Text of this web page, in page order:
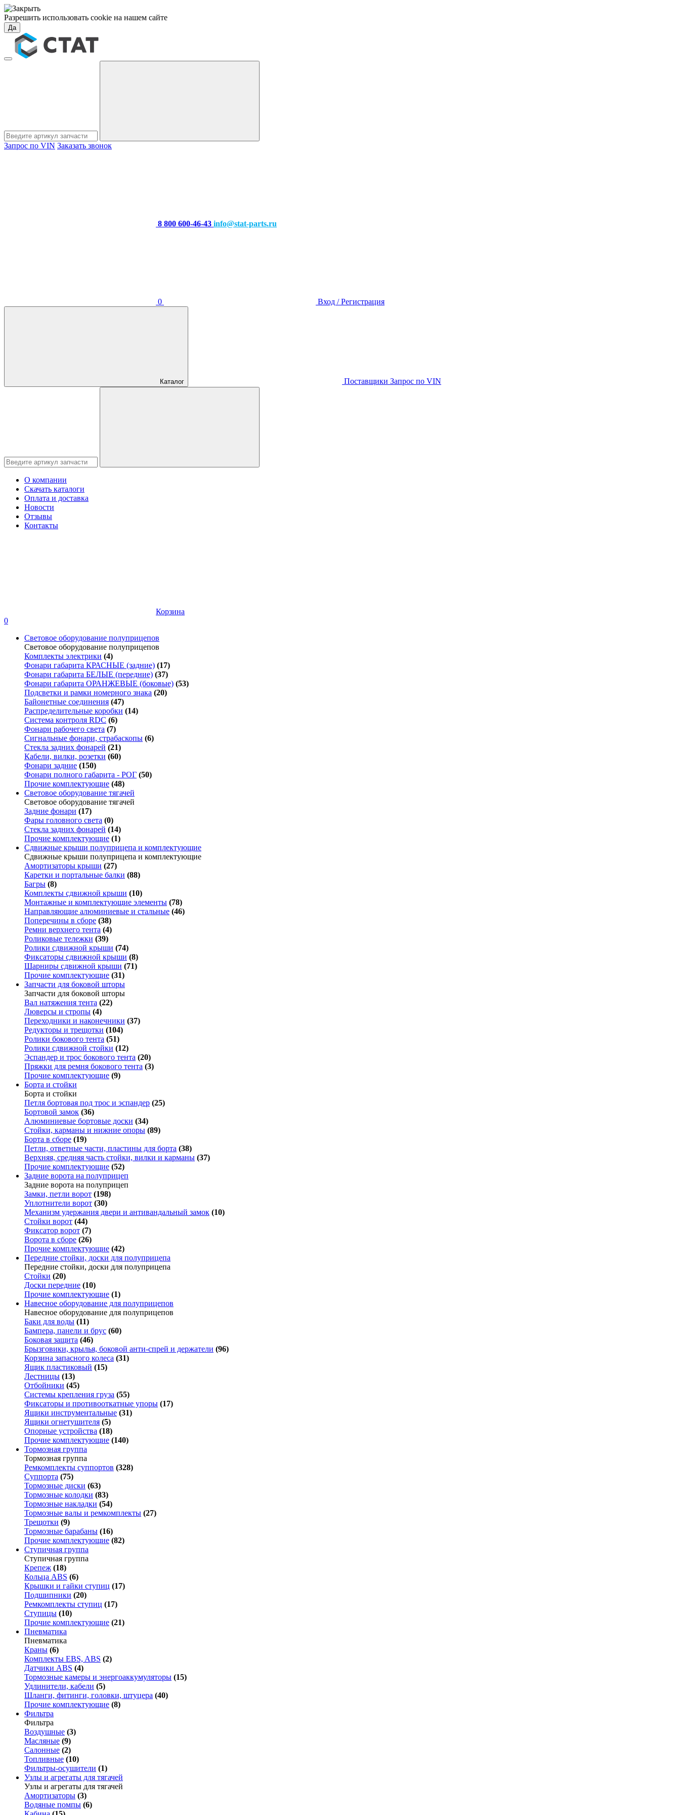
Разрешить использовать cookie на нашем сайте
Да
Запрос по VIN Заказать звонок
8 800 600-46-43 info@stat-parts.ru
0 Вход / Регистрация
Каталог Поставщики Запрос по VIN
О компании
Скачать каталоги
Оплата и доставка
Новости
Отзывы
Контакты
Корзина
0
Световое оборудование полуприцепов
Световое оборудование полуприцепов
Комплекты электрики (4)
Фонари габарита КРАСНЫЕ (задние) (17)
Фонари габарита БЕЛЫЕ (передние) (37)
Фонари габарита ОРАНЖЕВЫЕ (боковые) (53)
Подсветки и рамки номерного знака (20)
Байонетные соединения (47)
Распределительные коробки (14)
Система контроля RDC (6)
Фонари рабочего света (7)
Сигнальные фонари, страбаскопы (6)
Стекла задних фонарей (21)
Кабели, вилки, розетки (60)
Фонари задние (150)
Фонари полного габарита - РОГ (50)
Прочие комплектующие (48)
Световое оборудование тягачей
Световое оборудование тягачей
Задние фонари (17)
Фары головного света (0)
Стекла задних фонарей (14)
Прочие комплектующие (1)
Сдвижные крыши полуприцепа и комплектующие
Сдвижные крыши полуприцепа и комплектующие
Амортизаторы крыши (27)
Каретки и портальные балки (88)
Багры (8)
Комплекты сдвижной крыши (10)
Монтажные и комплектующие элементы (78)
Направляющие алюминиевые и стальные (46)
Поперечины в сборе (38)
Ремни верхнего тента (4)
Роликовые тележки (39)
Ролики сдвижной крыши (74)
Фиксаторы сдвижной крыши (8)
Шарниры сдвижной крыши (71)
Прочие комплектующие (31)
Запчасти для боковой шторы
Запчасти для боковой шторы
Вал натяжения тента (22)
Люверсы и стропы (4)
Переходники и наконечники (37)
Редукторы и трещотки (104)
Ролики бокового тента (51)
Ролики сдвижной стойки (12)
Эспандер и трос бокового тента (20)
Пряжки для ремня бокового тента (3)
Прочие комплектующие (9)
Борта и стойки
Борта и стойки
Петля бортовая под трос и эспандер (25)
Бортовой замок (36)
Алюминиевые бортовые доски (34)
Стойки, карманы и нижние опоры (89)
Борта в сборе (19)
Петли, ответные части, пластины для борта (38)
Верхняя, средняя часть стойки, вилки и карманы (37)
Прочие комплектующие (52)
Задние ворота на полуприцеп
Задние ворота на полуприцеп
Замки, петли ворот (198)
Уплотнители ворот (30)
Механизм удержания двери и антивандальный замок (10)
Стойки ворот (44)
Фиксатор ворот (7)
Ворота в сборе (26)
Прочие комплектующие (42)
Передние стойки, доски для полуприцепа
Передние стойки, доски для полуприцепа
Стойки (20)
Доски передние (10)
Прочие комплектующие (1)
Навесное оборудование для полуприцепов
Навесное оборудование для полуприцепов
Баки для воды (11)
Бампера, панели и брус (60)
Боковая защита (46)
Брызговики, крылья, боковой анти-спрей и держатели (96)
Корзина запасного колеса (31)
Ящик пластиковый (15)
Лестницы (13)
Отбойники (45)
Системы крепления груза (55)
Фиксаторы и противооткатные упоры (17)
Ящики инструментальные (31)
Ящики огнетушителя (5)
Опорные устройства (18)
Прочие комплектующие (140)
Тормозная группа
Тормозная группа
Ремкомплекты суппортов (328)
Суппорта (75)
Тормозные диски (63)
Тормозные колодки (83)
Тормозные накладки (54)
Тормозные валы и ремкомплекты (27)
Трещотки (9)
Тормозные барабаны (16)
Прочие комплектующие (82)
Ступичная группа
Ступичная группа
Крепеж (18)
Кольца ABS (6)
Крышки и гайки ступиц (17)
Подшипники (20)
Ремкомплекты ступиц (17)
Ступицы (10)
Прочие комплектующие (21)
Пневматика
Пневматика
Краны (6)
Комплекты EBS, ABS (2)
Датчики ABS (4)
Тормозные камеры и энергоаккумуляторы (15)
Удлинители, кабели (5)
Шланги, фитинги, головки, штуцера (40)
Прочие комплектующие (8)
Фильтра
Фильтра
Воздушные (3)
Масляные (9)
Салонные (2)
Топливные (10)
Фильтры-осушители (1)
Узлы и агрегаты для тягачей
Узлы и агрегаты для тягачей
Амортизаторы (3)
Водяные помпы (6)